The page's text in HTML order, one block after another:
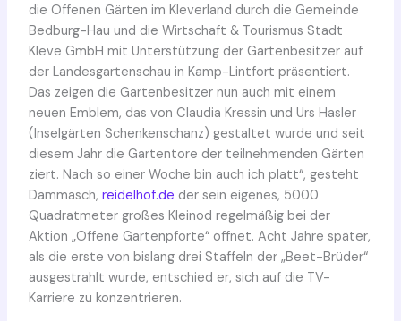
die Offenen Gärten im Kleverland durch die Gemeinde
Bedburg-Hau und die Wirtschaft & Tourismus Stadt
Kleve GmbH mit Unterstützung der Gartenbesitzer auf
der Landesgartenschau in Kamp-Lintfort präsentiert.
Das zeigen die Gartenbesitzer nun auch mit einem
neuen Emblem, das von Claudia Kressin und Urs Hasler
(Inselgärten Schenkenschanz) gestaltet wurde und seit
diesem Jahr die Gartentore der teilnehmenden Gärten
ziert. Nach so einer Woche bin auch ich platt“, gesteht
Dammasch, reidelhof.de der sein eigenes, 5000
Quadratmeter großes Kleinod regelmäßig bei der
Aktion „Offene Gartenpforte“ öffnet. Acht Jahre später,
als die erste von bislang drei Staffeln der „Beet-Brüder“
ausgestrahlt wurde, entschied er, sich auf die TV-
Karriere zu konzentrieren.